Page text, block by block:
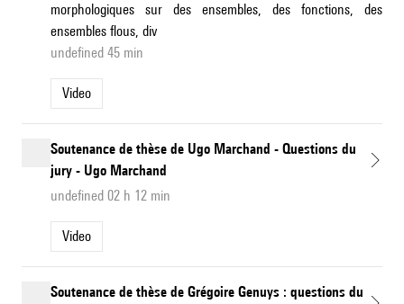
morphologiques sur des ensembles, des fonctions, des
ensembles flous, div
undefined 45 min
Video
Soutenance de thèse de Ugo Marchand - Questions du
jury - Ugo Marchand
undefined 02 h 12 min
Video
Soutenance de thèse de Grégoire Genuys : questions du